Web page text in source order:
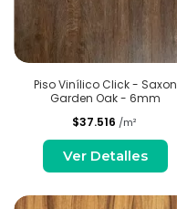
Piso Vinílico Click - Saxon
Garden Oak - 6mm
$37.516 /m²
Ver Detalles